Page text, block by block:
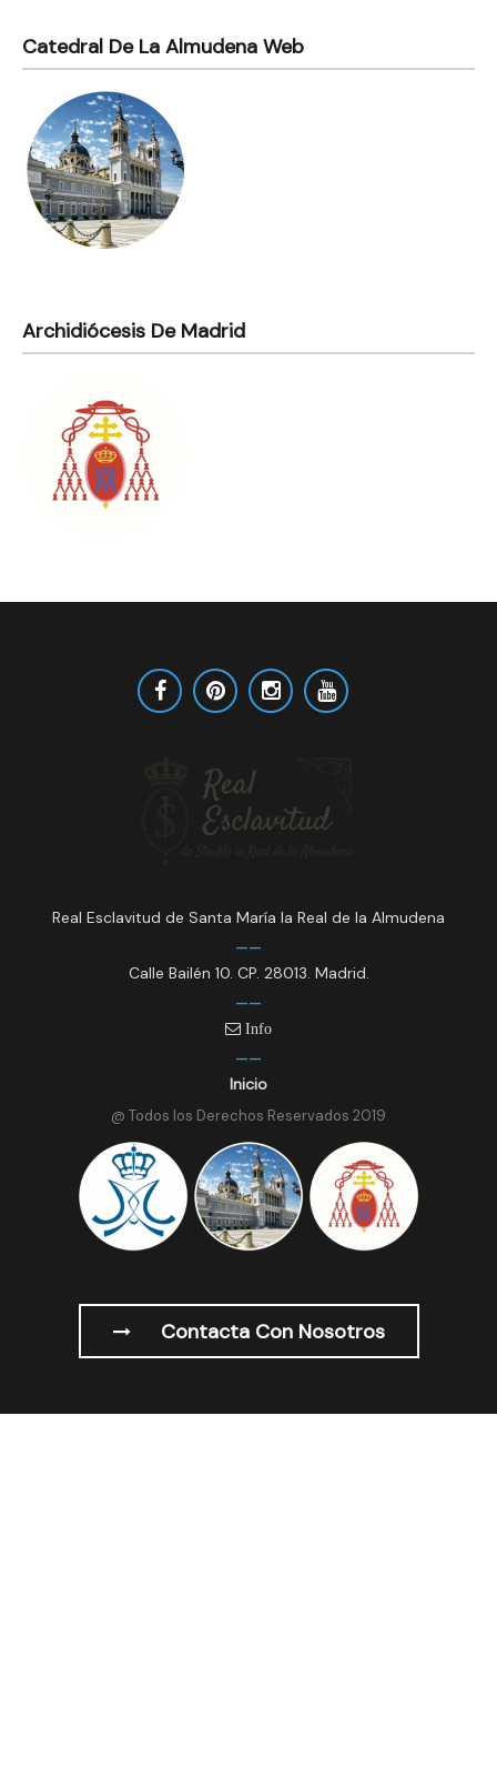
Catedral De La Almudena Web
Archidiócesis De Madrid
Real Esclavitud de Santa María la Real de la Almudena
Calle Bailén 10. CP. 28013. Madrid.
Info
Inicio
@ Todos los Derechos Reservados 2019
Contacta Con Nosotros